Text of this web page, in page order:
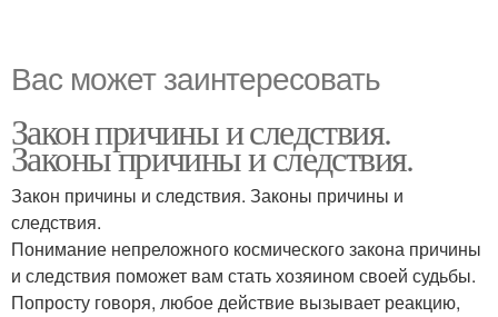
Вас может заинтересовать
Закон причины и следствия.
Законы причины и следствия.
Закон причины и следствия. Законы причины и
следствия.
Понимание непреложного космического закона причины
и следствия поможет вам стать хозяином своей судьбы.
Попросту говоря, любое действие вызывает реакцию,